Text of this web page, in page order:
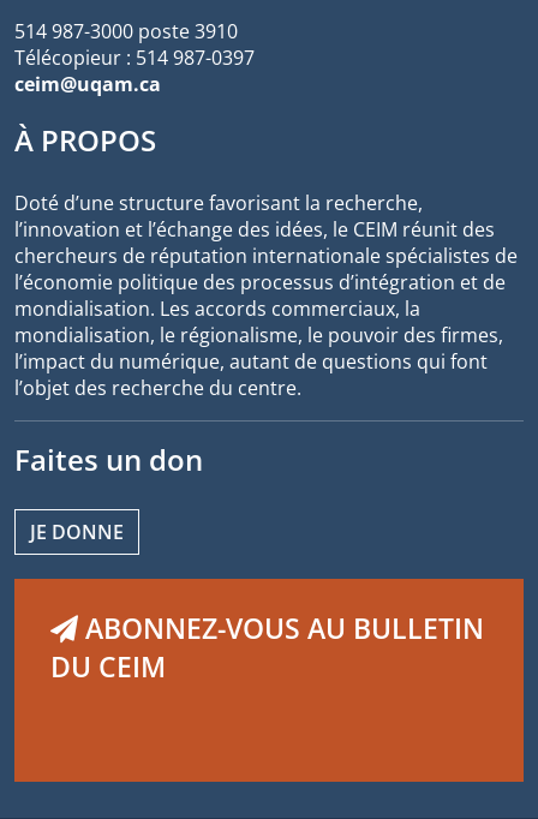
514 987-3000 poste 3910
Télécopieur : 514 987-0397
ceim@uqam.ca
À PROPOS
Doté d’une structure favorisant la recherche,
l’innovation et l’échange des idées, le CEIM réunit des
chercheurs de réputation internationale spécialistes de
l’économie politique des processus d’intégration et de
mondialisation. Les accords commerciaux, la
mondialisation, le régionalisme, le pouvoir des firmes,
l’impact du numérique, autant de questions qui font
l’objet des recherche du centre.
Faites un don
JE DONNE
ABONNEZ-VOUS AU BULLETIN
DU CEIM